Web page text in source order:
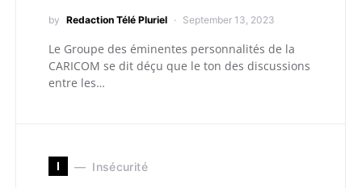
by Redaction Télé Pluriel September 13, 2023
Le Groupe des éminentes personnalités de la
CARICOM se dit déçu que le ton des discussions
entre les…
I Insécurité